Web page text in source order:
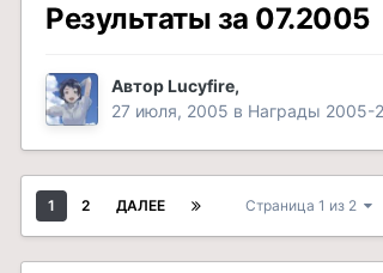
Результаты за 07.2005
АвторLucyfire,
27 июля, 2005 в Награды 2005-
1 2 ДАЛЕЕ Страница 1 из 2